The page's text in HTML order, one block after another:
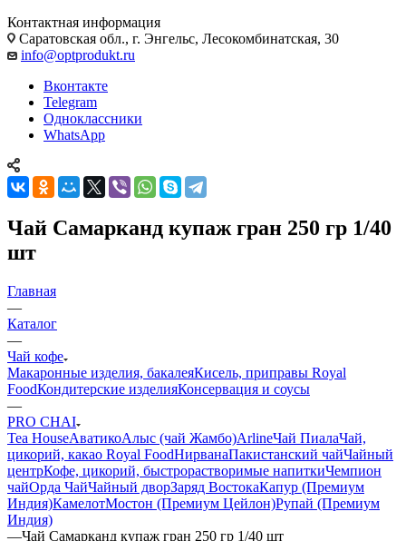
Контактная информация
Саратовская обл., г. Энгельс, Лесокомбинатская, 30
info@optprodukt.ru
Вконтакте
Telegram
Одноклассники
WhatsApp
Чай Самарканд купаж гран 250 гр 1/40
шт
Главная
—
Каталог
—
Чай кофе
Макаронные изделия, бакалеяКисель, приправы Royal
FoodКондитерские изделияКонсервация и соусы
—
PRO CHAI
Tea HouseАватикоАлыс (чай Жамбо)ArlineЧай ПиалаЧай,
цикорий, какао Royal FoodНирванаПакистанский чайЧайный
центрКофе, цикорий, быстрорастворимые напиткиЧемпион
чайОрда ЧайЧайный дворЗаряд ВостокаКапур (Премиум
Индия)КамелотМостон (Премиум Цейлон)Рупай (Премиум
Индия)
—Чай Самарканд купаж гран 250 гр 1/40 шт